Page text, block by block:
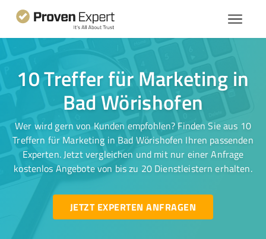
10 Treffer für Marketing in
Bad Wörishofen
Wer wird gern von Kunden empfohlen? Finden Sie aus 10
Treffern für Marketing in Bad Wörishofen Ihren passenden
Experten. Jetzt vergleichen und mit nur einer Anfrage
kostenlos Angebote von bis zu 20 Dienstleistern erhalten.
JETZT EXPERTEN ANFRAGEN